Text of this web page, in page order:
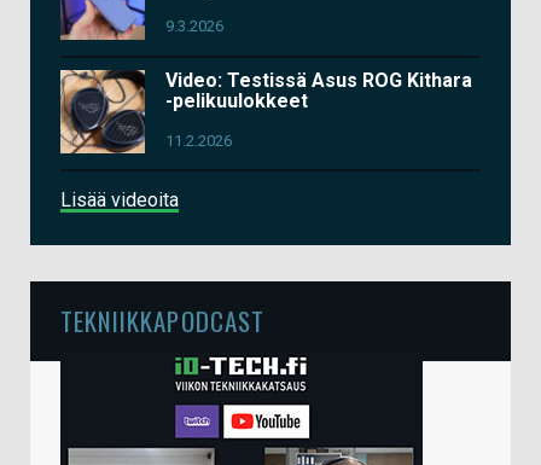
9.3.2026
Video: Testissä Asus ROG Kithara
-pelikuulokkeet
11.2.2026
Lisää videoita
TEKNIIKKAPODCAST